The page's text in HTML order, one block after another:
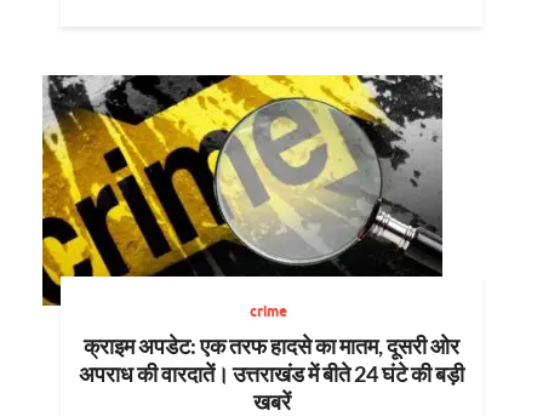
crime
क्राइम अपडेट: एक तरफ हादसे का मातम, दूसरी ओर
अपराध की वारदातें। उत्तराखंड में बीते 24 घंटे की बड़ी
खबरें